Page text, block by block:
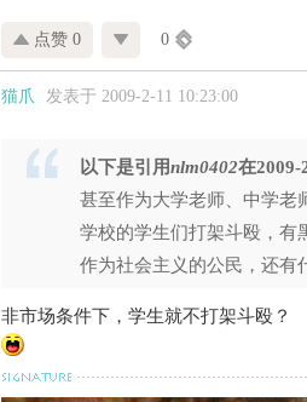
点赞 0 0
猫爪 发表于 2009-2-11 10:23:00
以下是引用nlm0402在2009-
甚至作为大学老师、中学老
学校的学生们打架斗殴，有
作为社会主义的公民，还有
非市场条件下，学生就不打架斗殴？